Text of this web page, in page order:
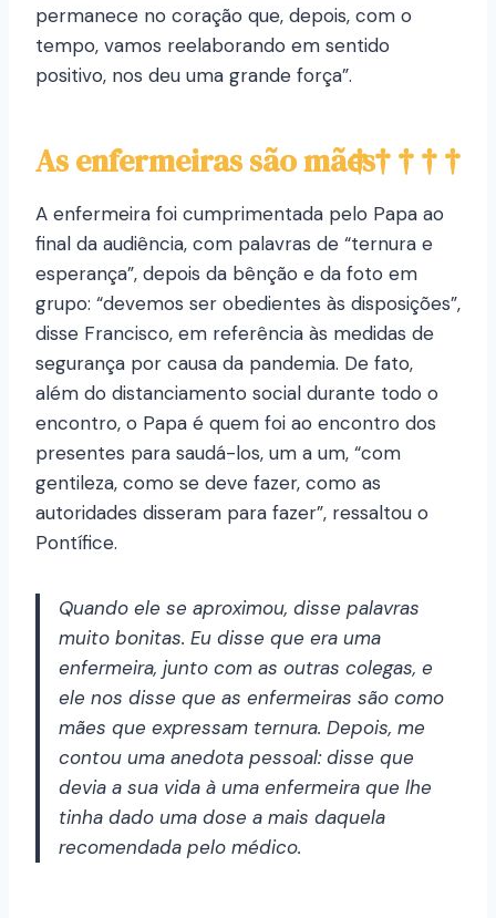
permanece no coração que, depois, com o
tempo, vamos reelaborando em sentido
positivo, nos deu uma grande força”.
As enfermeiras são mães
A enfermeira foi cumprimentada pelo Papa ao
final da audiência, com palavras de “ternura e
esperança”, depois da bênção e da foto em
grupo: “devemos ser obedientes às disposições”,
disse Francisco, em referência às medidas de
segurança por causa da pandemia. De fato,
além do distanciamento social durante todo o
encontro, o Papa é quem foi ao encontro dos
presentes para saudá-los, um a um, “com
gentileza, como se deve fazer, como as
autoridades disseram para fazer”, ressaltou o
Pontífice.
Quando ele se aproximou, disse palavras
muito bonitas. Eu disse que era uma
enfermeira, junto com as outras colegas, e
ele nos disse que as enfermeiras são como
mães que expressam ternura. Depois, me
contou uma anedota pessoal: disse que
devia a sua vida à uma enfermeira que lhe
tinha dado uma dose a mais daquela
recomendada pelo médico.